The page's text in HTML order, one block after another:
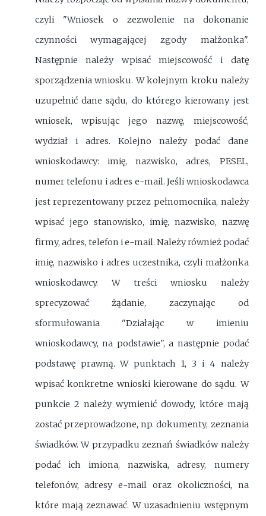
czyli "Wniosek o zezwolenie na dokonanie
czynności wymagającej zgody małżonka".
Następnie należy wpisać miejscowość i datę
sporządzenia wniosku. W kolejnym kroku należy
uzupełnić dane sądu, do którego kierowany jest
wniosek, wpisując jego nazwę, miejscowość,
wydział i adres. Kolejno należy podać dane
wnioskodawcy: imię, nazwisko, adres, PESEL,
numer telefonu i adres e-mail. Jeśli wnioskodawca
jest reprezentowany przez pełnomocnika, należy
wpisać jego stanowisko, imię, nazwisko, nazwę
firmy, adres, telefon i e-mail. Należy również podać
imię, nazwisko i adres uczestnika, czyli małżonka
wnioskodawcy. W treści wniosku należy
sprecyzować żądanie, zaczynając od
sformułowania "Działając w imieniu
wnioskodawcy, na podstawie", a następnie podać
podstawę prawną. W punktach 1, 3 i 4 należy
wpisać konkretne wnioski kierowane do sądu. W
punkcie 2 należy wymienić dowody, które mają
zostać przeprowadzone, np. dokumenty, zeznania
świadków. W przypadku zeznań świadków należy
podać ich imiona, nazwiska, adresy, numery
telefonów, adresy e-mail oraz okoliczności, na
które mają zeznawać. W uzasadnieniu wstępnym